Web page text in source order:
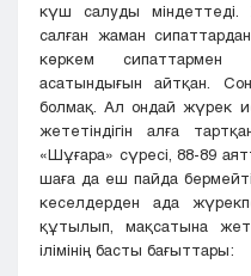
күш салуды
салған жаман
көркем сипаттармен
асатындығын айтқан.
болмақ. Ал ондай жүрек
жететіндігін алға
«Шұғара» сүресі, 88-89
шаға да еш пайда
кеселдерден ада
құтылып, мақсатына
ілімінің басты бағыттары: